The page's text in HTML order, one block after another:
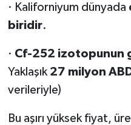
· Kaliforniyum dünyada
biridir.
· Cf-252 izotopunun
Yaklaşık 27 milyon
verileriyle)
Bu aşırı yüksek fiyat,